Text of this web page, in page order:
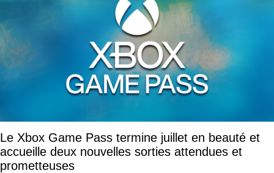
Le Xbox Game Pass termine juillet en beauté et
accueille deux nouvelles sorties attendues et
prometteuses